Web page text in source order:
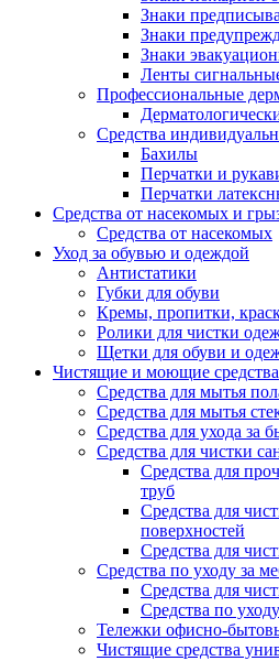
Знаки
Знаки
Знаки
Ленты
Профессиональные
Средства
Бахилы
Перчатки и
Перчатки
Средства от насекомых и
Средства от насекомых
Уход за обувью и одеждой
Антистатики
Губки для обуви
Кремы, пропитки,
Ролики для чистки
Щетки для обуви и
Чистящие и моющие средства
Средства для мытья
Средства для мытья
Средства для ухода за
Средства для чистки
Средства для
труб
Средства для
поверхностей
Средства для
Средства по уходу за
Средства для
Средства по
Тележки офисно-
Чистящие средства